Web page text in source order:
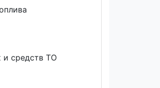
и средств ТО